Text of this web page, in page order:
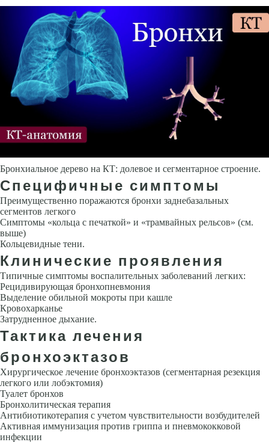
Бронхиальное дерево на КТ: долевое и сегментарное строение.
Специфичные симптомы
Преимущественно поражаются бронхи заднебазальных
сегментов легко­го
Симптомы «кольца с печаткой» и «трамвайных рельсов» (см.
выше)
Кольцевидные тени.
Клинические проявления
Типичные симптомы воспалительных заболеваний легких:
Рецидивирующая бронхопневмония
Выделение обильной мокроты при кашле
Кровохарканье
Затрудненное дыхание.
Тактика лечения
бронхоэктазов
Хирургическое лечение бронхоэктазов (сегментарная резекция
легкого или лобэкто­мия)
Туалет бронхов
Бронхолитическая терапия
Антибиотикотерапия с учетом чувствительности возбудителей
Активная иммунизация против гриппа и пневмококковой
инфекции